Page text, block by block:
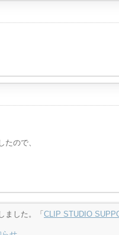
ので、
ました。「CLIP STUDIO